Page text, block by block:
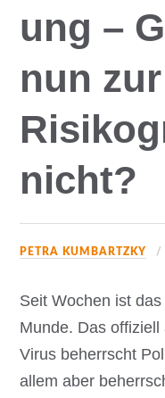
ung –
nun
nicht?
PETRA KUMBARTZKY
Seit Wochen ist
Munde. Das
Virus beherrscht
allem aber